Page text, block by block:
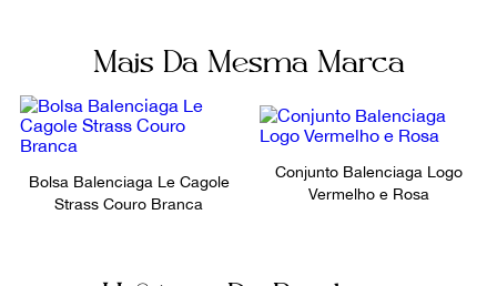
Mais Da Mesma Marca
Bolsa Balenciaga Le Cagole
Strass Couro Branca
Conjunto Balenciaga Logo
Vermelho e Rosa